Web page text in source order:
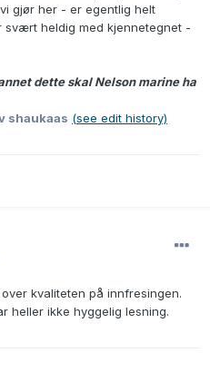
gjør her - er egentlig helt
svært heldig med kjennetegnet -
dette skal Nelson marine ha
shaukaas (see edit history)
kvaliteten på innfresingen.
heller ikke hyggelig lesning.